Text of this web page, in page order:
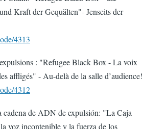
Kraft der Gequälten"- Jenseits der
4313
: "Refugee Black Box - La voix
affligés" - Au-delà de la salle d’audience!
4312
de ADN de expulsión: "La Caja
voz incontenible y la fuerza de los